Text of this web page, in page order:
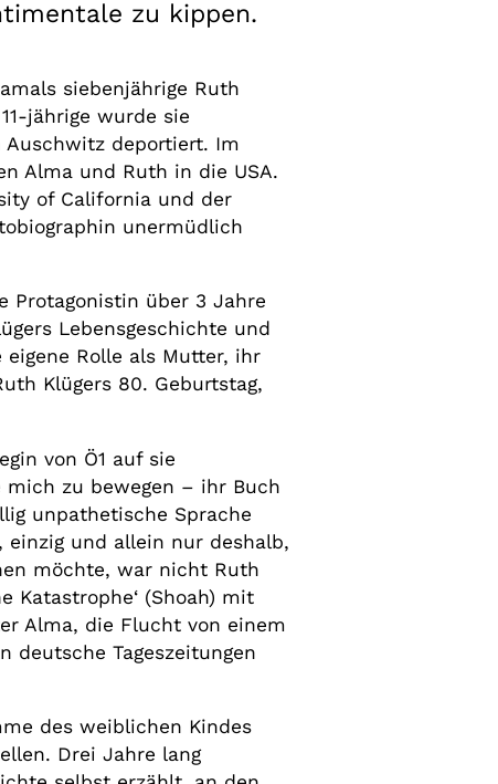
zu kippen.
siebenjährige Ruth
jährige wurde sie
deportiert. Im
Alma und Ruth in die USA.
of California und der
unermüdlich
Protagonistin über 3 Jahre
Lebensgeschichte und
Rolle als Mutter, ihr
Klügers 80. Geburtstag,
von Ö1 auf sie
zu bewegen – ihr Buch
unpathetische Sprache
einzig und allein nur deshalb,
möchte, war nicht Ruth
Katastrophe‘ (Shoah) mit
Alma, die Flucht von einem
deutsche Tageszeitungen
des weiblichen Kindes
Drei Jahre lang